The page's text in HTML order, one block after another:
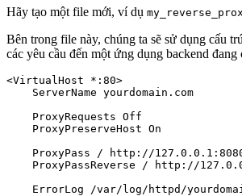
Hãy tạo một file mới, ví dụ
Bên trong file này, chúng ta sẽ sử dụng cấu
các yêu cầu đến một ứng dụng backend
<VirtualHost *:80>
    ServerName yourdomain.com
    ProxyRequests Off
    ProxyPreserveHost On
ProxyPass / http://
ProxyPassReverse / http://
ErrorLog /var/log/httpd/